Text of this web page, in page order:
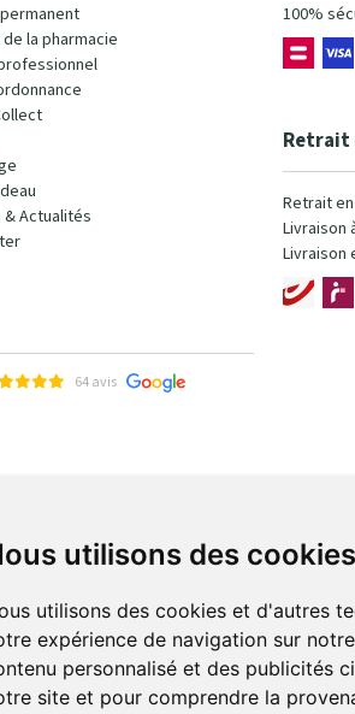
utilisons des cookies
utilisons des cookies et d'autres
expérience de navigation sur
personnalisé et des publicités
site et pour comprendre la
de la pharmacie
& Actualités
64 avis
100%
Retrait
Retrait
Livraison
Livraison